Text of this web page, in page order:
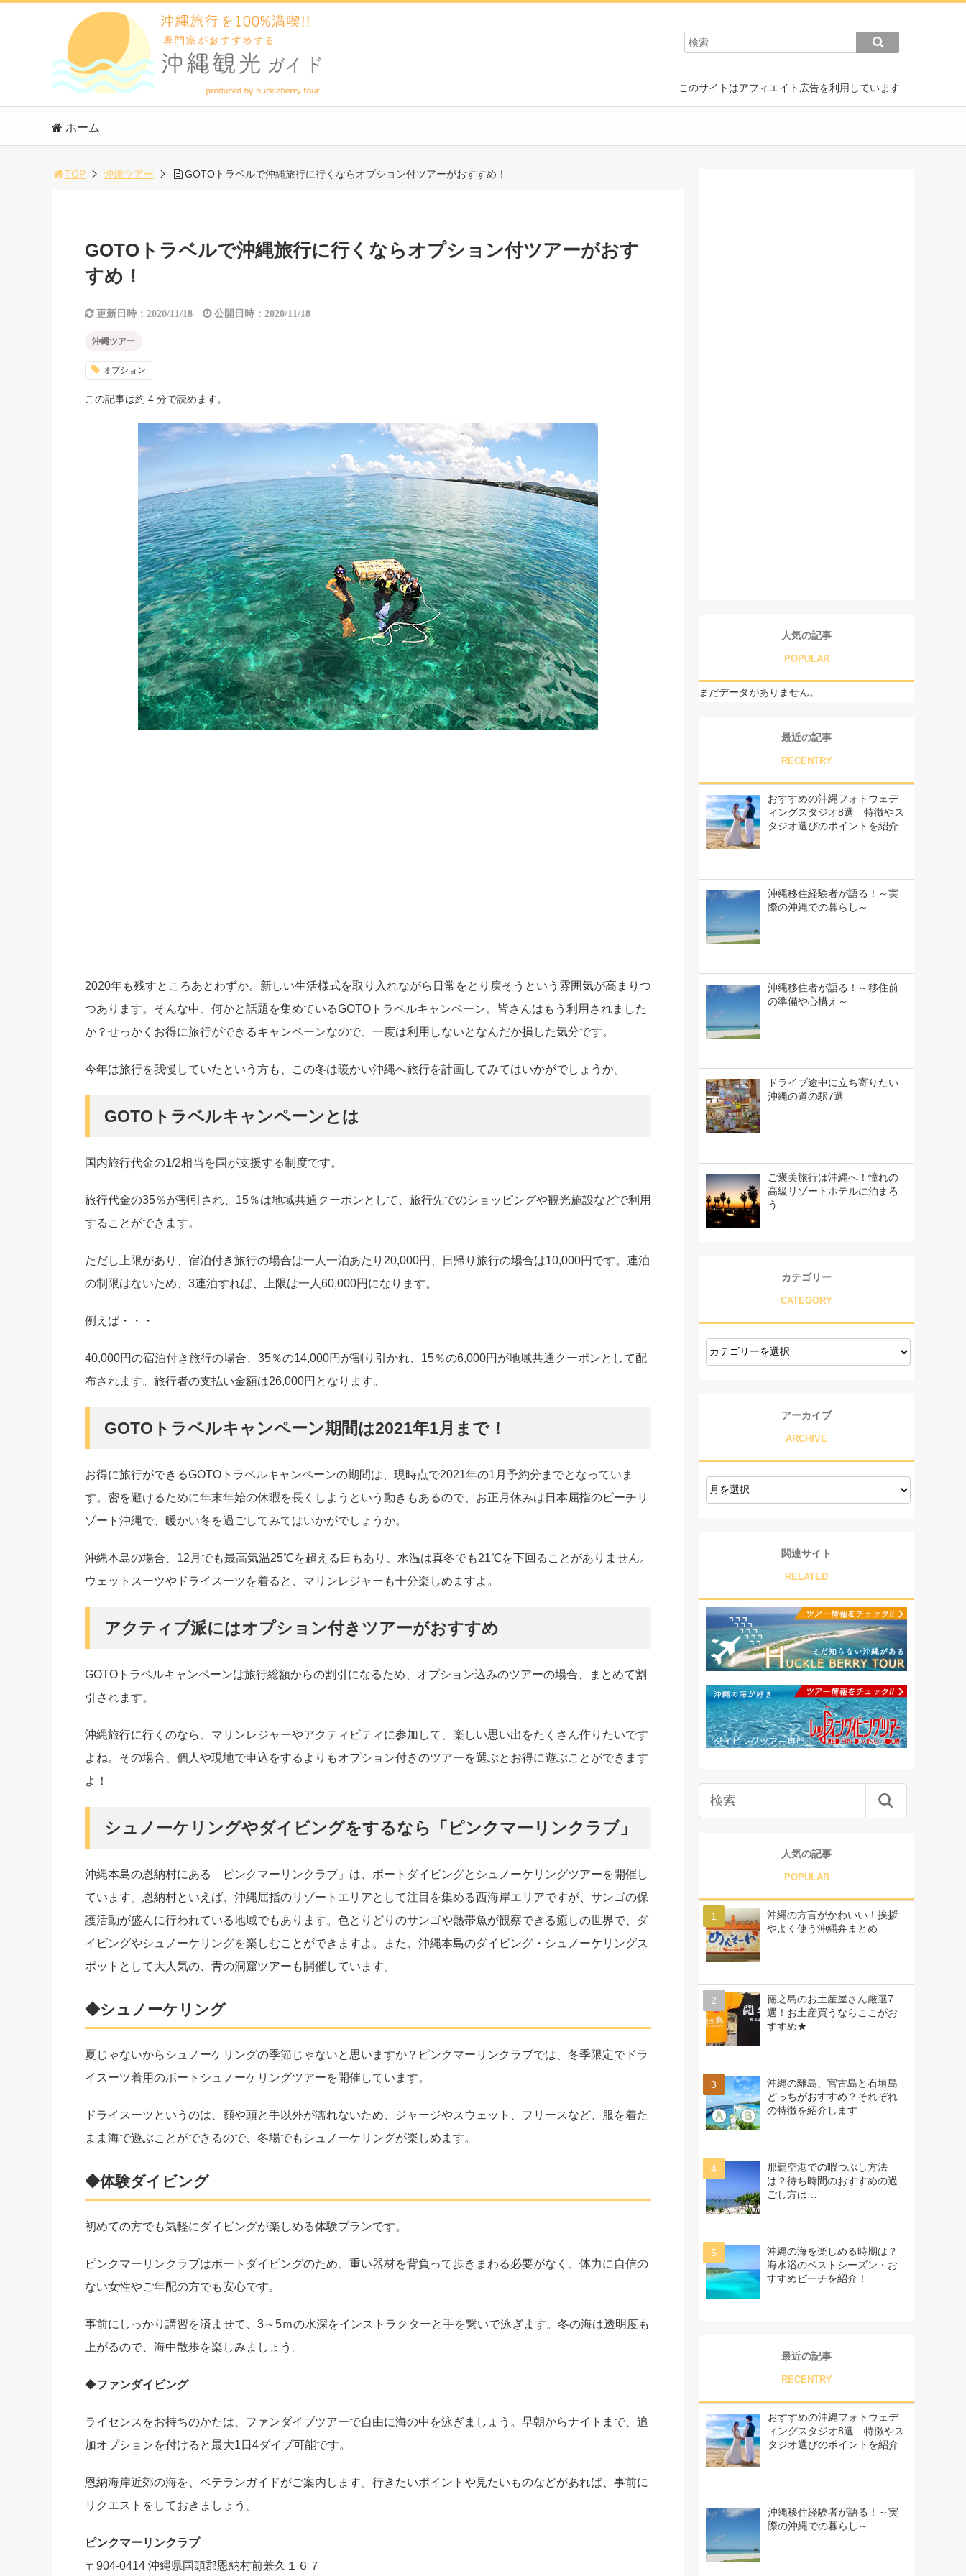
このサイトはアフィエイト広告を利用しています
ホーム
TOP 沖縄ツアー GOTOトラベルで沖縄旅行に行くならオプション付ツアーがおすすめ！
GOTOトラベルで沖縄旅行に行くならオプション付ツアーがおす
すめ！
更新日時：2020/11/18 公開日時：2020/11/18
沖縄ツアー
オプション
この記事は約 4 分で読めます。
2020年も残すところあとわずか。新しい生活様式を取り入れながら日常をとり戻そうという雰囲気が高まりつ
つあります。そんな中、何かと話題を集めているGOTOトラベルキャンペーン。皆さんはもう利用されました
か？せっかくお得に旅行ができるキャンペーンなので、一度は利用しないとなんだか損した気分です。
今年は旅行を我慢していたという方も、この冬は暖かい沖縄へ旅行を計画してみてはいかがでしょうか。
GOTOトラベルキャンペーンとは
国内旅行代金の1/2相当を国が支援する制度です。
旅行代金の35％が割引され、15％は地域共通クーポンとして、旅行先でのショッピングや観光施設などで利用
することができます。
ただし上限があり、宿泊付き旅行の場合は一人一泊あたり20,000円、日帰り旅行の場合は10,000円です。連泊
の制限はないため、3連泊すれば、上限は一人60,000円になります。
例えば・・・
40,000円の宿泊付き旅行の場合、35％の14,000円が割り引かれ、15％の6,000円が地域共通クーポンとして配
布されます。旅行者の支払い金額は26,000円となります。
GOTOトラベルキャンペーン期間は2021年1月まで！
お得に旅行ができるGOTOトラベルキャンペーンの期間は、現時点で2021年の1月予約分までとなっていま
す。密を避けるために年末年始の休暇を長くしようという動きもあるので、お正月休みは日本屈指のビーチリ
ゾート沖縄で、暖かい冬を過ごしてみてはいかがでしょうか。
沖縄本島の場合、12月でも最高気温25℃を超える日もあり、水温は真冬でも21℃を下回ることがありません。
ウェットスーツやドライスーツを着ると、マリンレジャーも十分楽しめますよ。
アクティブ派にはオプション付きツアーがおすすめ
GOTOトラベルキャンペーンは旅行総額からの割引になるため、オプション込みのツアーの場合、まとめて割
引されます。
沖縄旅行に行くのなら、マリンレジャーやアクティビティに参加して、楽しい思い出をたくさん作りたいです
よね。その場合、個人や現地で申込をするよりもオプション付きのツアーを選ぶとお得に遊ぶことができます
よ！
シュノーケリングやダイビングをするなら「ピンクマーリンクラブ」
沖縄本島の恩納村にある「ピンクマーリンクラブ」は、ボートダイビングとシュノーケリングツアーを開催し
ています。恩納村といえば、沖縄屈指のリゾートエリアとして注目を集める西海岸エリアですが、サンゴの保
護活動が盛んに行われている地域でもあります。色とりどりのサンゴや熱帯魚が観察できる癒しの世界で、ダ
イビングやシュノーケリングを楽しむことができますよ。また、沖縄本島のダイビング・シュノーケリングス
ポットとして大人気の、青の洞窟ツアーも開催しています。
◆シュノーケリング
夏じゃないからシュノーケリングの季節じゃないと思いますか？ピンクマーリンクラブでは、冬季限定でドラ
イスーツ着用のボートシュノーケリングツアーを開催しています。
ドライスーツというのは、顔や頭と手以外が濡れないため、ジャージやスウェット、フリースなど、服を着た
まま海で遊ぶことができるので、冬場でもシュノーケリングが楽しめます。
◆体験ダイビング
初めての方でも気軽にダイビングが楽しめる体験プランです。
ピンクマーリンクラブはボートダイビングのため、重い器材を背負って歩きまわる必要がなく、体力に自信の
ない女性やご年配の方でも安心です。
事前にしっかり講習を済ませて、3～5ｍの水深をインストラクターと手を繋いで泳ぎます。冬の海は透明度も
上がるので、海中散歩を楽しみましょう。
◆ファンダイビング
ライセンスをお持ちのかたは、ファンダイブツアーで自由に海の中を泳ぎましょう。早朝からナイトまで、追
加オプションを付けると最大1日4ダイブ可能です。
恩納海岸近郊の海を、ベテランガイドがご案内します。行きたいポイントや見たいものなどがあれば、事前に
リクエストをしておきましょう。
ピンクマーリンクラブ
〒904-0414 沖縄県国頭郡恩納村前兼久１６７
人気の記事
POPULAR
まだデータがありません。
最近の記事
RECENTRY
おすすめの沖縄フォトウェデ
ィングスタジオ8選 特徴やス
タジオ選びのポイントを紹介
沖縄移住経験者が語る！～実
際の沖縄での暮らし～
沖縄移住者が語る！～移住前
の準備や心構え～
ドライブ途中に立ち寄りたい
沖縄の道の駅7選
ご褒美旅行は沖縄へ！憧れの
高級リゾートホテルに泊まろ
う
カテゴリー
CATEGORY
アーカイブ
ARCHIVE
関連サイト
RELATED
人気の記事
POPULAR
沖縄の方言がかわいい！挨拶
やよく使う沖縄弁まとめ
徳之島のお土産屋さん厳選7
選！お土産買うならここがお
すすめ★
沖縄の離島、宮古島と石垣島
どっちがおすすめ？それぞれ
の特徴を紹介します
那覇空港での暇つぶし方法
は？待ち時間のおすすめの過
ごし方は…
沖縄の海を楽しめる時期は？
海水浴のベストシーズン・お
すすめビーチを紹介！
最近の記事
RECENTRY
おすすめの沖縄フォトウェデ
ィングスタジオ8選 特徴やス
タジオ選びのポイントを紹介
沖縄移住経験者が語る！～実
際の沖縄での暮らし～